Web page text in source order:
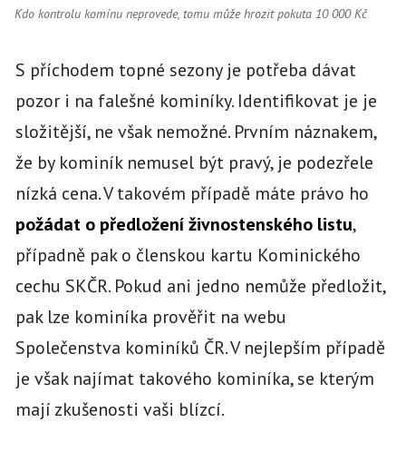
Kdo kontrolu komínu neprovede, tomu může hrozit pokuta 10 000 Kč
S příchodem topné sezony je potřeba dávat
pozor i na falešné kominíky. Identifikovat je je
složitější, ne však nemožné. Prvním náznakem,
že by kominík nemusel být pravý, je podezřele
nízká cena. V takovém případě máte právo ho
požádat o předložení živnostenského listu,
případně pak o členskou kartu Kominického
cechu SKČR. Pokud ani jedno nemůže předložit,
pak lze kominíka prověřit na webu
Společenstva kominíků ČR. V nejlepším případě
je však najímat takového kominíka, se kterým
mají zkušenosti vaši blízcí.